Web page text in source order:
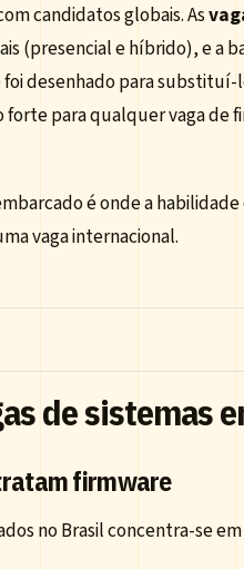
candidatos globais. As
(presencial e híbrido), e a
desenhado para
para qualquer vaga de
é onde a
vaga internacional.
de sistemas
firmware
no Brasil concentra-se